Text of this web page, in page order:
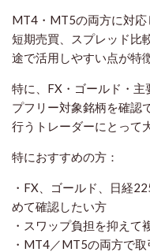
MT4・MT5の両方に対応
短期売買、スプレッド比
途で活用しやすい点が特
特に、FX・ゴールド・
プフリー対象銘柄を確認
行うトレーダーにとって
特におすすめの方：
・FX、ゴールド、日経
めて確認したい方
・スワップ負担を抑えて
・MT4／MT5の両方で